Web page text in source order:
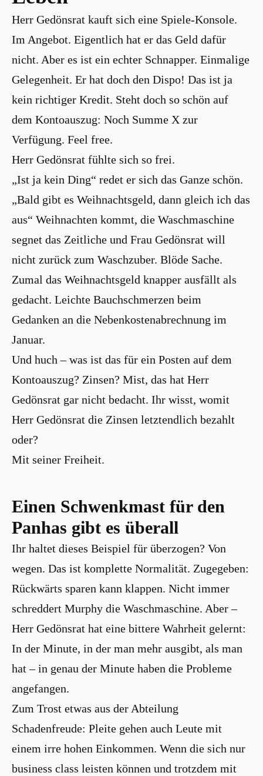
Herr Gedönsrat kauft sich eine Spiele-Konsole.
Im Angebot. Eigentlich hat er das Geld dafür
nicht. Aber es ist ein echter Schnapper. Einmalige
Gelegenheit. Er hat doch den Dispo! Das ist ja
kein richtiger Kredit. Steht doch so schön auf
dem Kontoauszug: Noch Summe X zur
Verfügung. Feel free.
Herr Gedönsrat fühlte sich so frei.
„Ist ja kein Ding“ redet er sich das Ganze schön.
„Bald gibt es Weihnachtsgeld, dann gleich ich das
aus“ Weihnachten kommt, die Waschmaschine
segnet das Zeitliche und Frau Gedönsrat will
nicht zurück zum Waschzuber. Blöde Sache.
Zumal das Weihnachtsgeld knapper ausfällt als
gedacht. Leichte Bauchschmerzen beim
Gedanken an die Nebenkostenabrechnung im
Januar.
Und huch – was ist das für ein Posten auf dem
Kontoauszug? Zinsen? Mist, das hat Herr
Gedönsrat gar nicht bedacht. Ihr wisst, womit
Herr Gedönsrat die Zinsen letztendlich bezahlt
oder?
Mit seiner Freiheit.
Einen Schwenkmast für den
Panhas gibt es überall
Ihr haltet dieses Beispiel für überzogen? Von
wegen. Das ist komplette Normalität. Zugegeben:
Rückwärts sparen kann klappen. Nicht immer
schreddert Murphy die Waschmaschine. Aber –
Herr Gedönsrat hat eine bittere Wahrheit gelernt:
In der Minute, in der man mehr ausgibt, als man
hat – in genau der Minute haben die Probleme
angefangen.
Zum Trost etwas aus der Abteilung
Schadenfreude: Pleite gehen auch Leute mit
einem irre hohen Einkommen. Wenn die sich nur
business class leisten können und trotzdem mit